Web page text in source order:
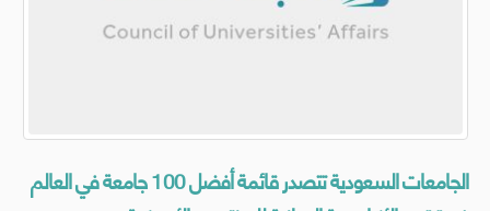
الجامعات السعودية تتصدر قائمة أفضل 100 جامعة في العالم